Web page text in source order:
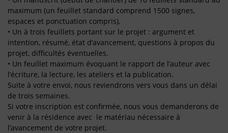
maximum (un feuillet standard comprend 1500 signes,
espaces et ponctuation compris),
• Un à trois feuillets portant sur le projet : argument et
intention, résumé, état d’avancement, questions à propos du
projet, difficultés éventuelles.
• Un feuillet maximum évoquant le rapport de l’auteur avec
l’écriture, la lecture, les ateliers et la publication.
Suite à votre envoi, nous reviendrons vers vous dans un délai
de trois semaines.
Si votre inscription est confirmée, nous vous demanderons de
venir à la résidence avec le matériau nécessaire à
l’avancement de votre projet.